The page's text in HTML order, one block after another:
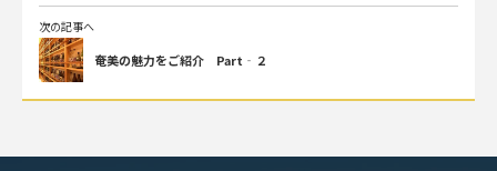
次の記事へ
奄美の魅力をご紹介 Part‐２